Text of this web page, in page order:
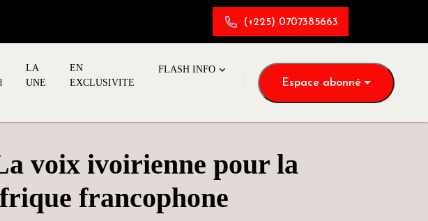
(+225) 0707385663
LA
UNE
EN
EXCLUSIVITE
FLASH INFO
Espace abonné
voix ivoirienne pour la
francophone